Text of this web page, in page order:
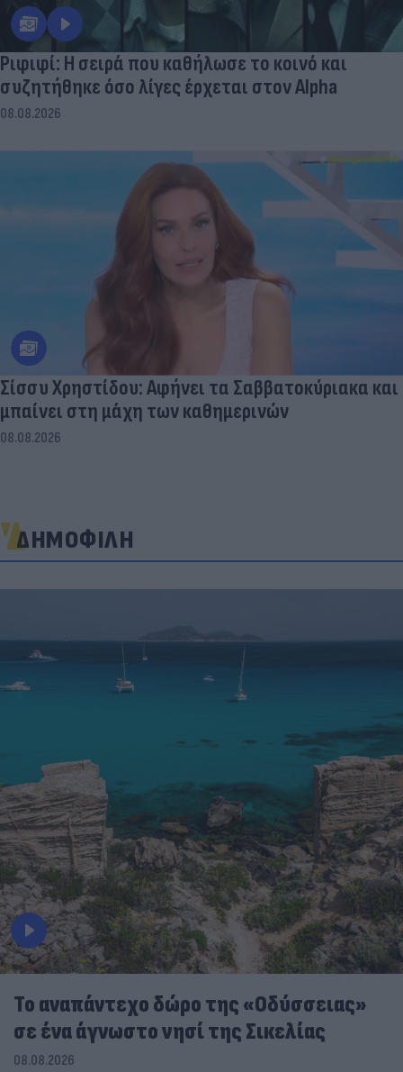
Ριφιφί: Η σειρά που καθήλωσε το κοινό και
συζητήθηκε όσο λίγες έρχεται στον Alpha
08.08.2026
Σίσσυ Χρηστίδου: Αφήνει τα Σαββατοκύριακα και
μπαίνει στη μάχη των καθημερινών
08.08.2026
ΔΗΜΟΦΙΛΗ
To αναπάντεχο δώρο της «Οδύσσειας»
σε ένα άγνωστο νησί της Σικελίας
08.08.2026